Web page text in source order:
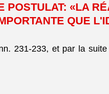
POSTULAT: «LA
QUE
231-233, et par la